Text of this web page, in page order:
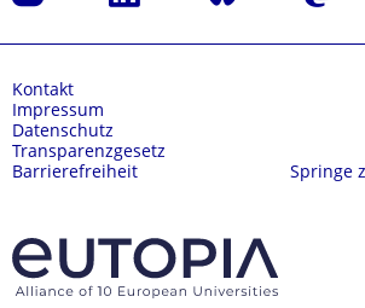
Kontakt
Impressum
Datenschutz
Transparenzgesetz
Barrierefreiheit
Springe